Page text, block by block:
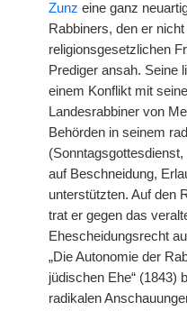
Zunz eine ganz
Rabbiners, den er
religionsgesetzlichen
Prediger ansah. Seine
einem Konflikt mit
Landesrabbiner von
Behörden in seinem
auf Beschneidung,
unterstützten. Auf den
trat er gegen das
Ehescheidungsrecht
„Die Autonomie der
jüdischen Ehe“ (1843)
radikalen